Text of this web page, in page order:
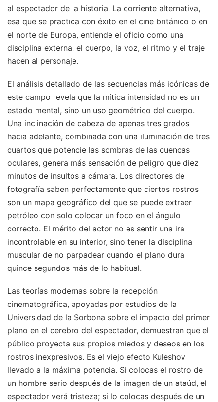
al espectador de la historia. La corriente alternativa,
esa que se practica con éxito en el cine británico o en
el norte de Europa, entiende el oficio como una
disciplina externa: el cuerpo, la voz, el ritmo y el traje
hacen al personaje.
El análisis detallado de las secuencias más icónicas de
este campo revela que la mítica intensidad no es un
estado mental, sino un uso geométrico del cuerpo.
Una inclinación de cabeza de apenas tres grados
hacia adelante, combinada con una iluminación de tres
cuartos que potencie las sombras de las cuencas
oculares, genera más sensación de peligro que diez
minutos de insultos a cámara. Los directores de
fotografía saben perfectamente que ciertos rostros
son un mapa geográfico del que se puede extraer
petróleo con solo colocar un foco en el ángulo
correcto. El mérito del actor no es sentir una ira
incontrolable en su interior, sino tener la disciplina
muscular de no parpadear cuando el plano dura
quince segundos más de lo habitual.
Las teorías modernas sobre la recepción
cinematográfica, apoyadas por estudios de la
Universidad de la Sorbona sobre el impacto del primer
plano en el cerebro del espectador, demuestran que el
público proyecta sus propios miedos y deseos en los
rostros inexpresivos. Es el viejo efecto Kuleshov
llevado a la máxima potencia. Si colocas el rostro de
un hombre serio después de la imagen de un ataúd, el
espectador verá tristeza; si lo colocas después de un